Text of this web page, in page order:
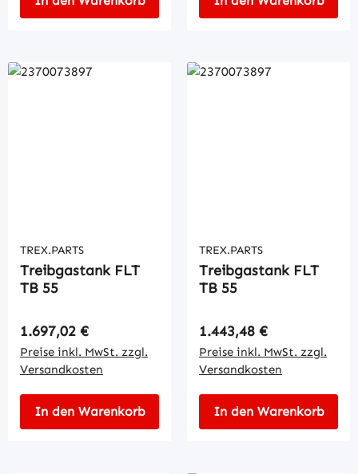
TREX.PARTS
Treibgastank FLT
TB 55
Regulärer Preis:
1.697,02 €
Preise inkl. MwSt. zzgl.
Versandkosten
In den Warenkorb
TREX.PARTS
Treibgastank FLT
TB 55
Regulärer Preis:
1.443,48 €
Preise inkl. MwSt. zzgl.
Versandkosten
In den Warenkorb